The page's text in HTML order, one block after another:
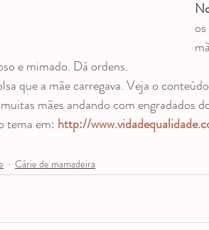
e mimado. Dá ordens.
que a mãe carregava. Veja o
mães andando com engradados
tema em: http://
Cárie de mamadeira